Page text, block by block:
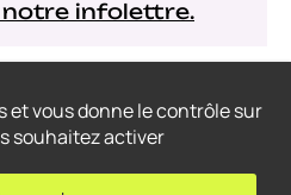
et vous donne le contrôle sur
souhaitez activer
notre infolettre.
Conseil